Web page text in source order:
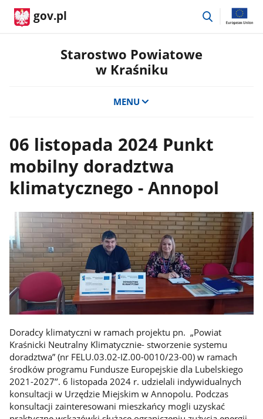
gov.pl
przejdź
Starostwo Powiatowe
w Kraśniku
MENU
06 listopada 2024 Punkt
mobilny doradztwa
klimatycznego - Annopol
Doradcy klimatyczni w ramach projektu pn. „Powiat
Kraśnicki Neutralny Klimatycznie- stworzenie systemu
doradztwa” (nr FELU.03.02-IZ.00-0010/23-00) w ramach
środków programu Fundusze Europejskie dla Lubelskiego
2021-2027’’. 6 listopada 2024 r. udzielali indywidualnych
konsultacji w Urzędzie Miejskim w Annopolu. Podczas
konsultacji zainteresowani mieszkańcy mogli uzyskać